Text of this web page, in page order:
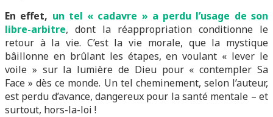
En effet, un tel « cadavre » a perdu l’usage de son
libre-arbitre, dont la réappropriation conditionne le
retour à la vie. C’est la vie morale, que la mystique
bâillonne en brûlant les étapes, en voulant « lever le
voile » sur la lumière de Dieu pour « contempler Sa
Face » dès ce monde. Un tel cheminement, selon l’auteur,
est perdu d’avance, dangereux pour la santé mentale – et
surtout, hors-la-loi !